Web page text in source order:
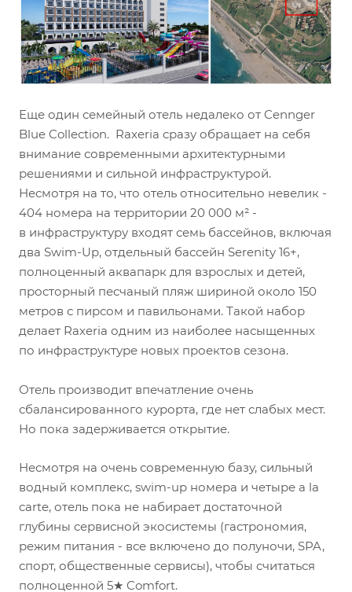
Еще один семейный отель недалеко от Cennger
Blue Collection. Raxeria сразу обращает на себя
внимание современными архитектурными
решениями и сильной инфраструктурой.
Несмотря на то, что отель относительно невелик -
404 номера на территории 20 000 м² -
в инфраструктуру входят семь бассейнов, включая
два Swim-Up, отдельный бассейн Serenity 16+,
полноценный аквапарк для взрослых и детей,
просторный песчаный пляж шириной около 150
метров с пирсом и павильонами. Такой набор
делает Raxeria одним из наиболее насыщенных
по инфраструктуре новых проектов сезона.
Отель производит впечатление очень
сбалансированного курорта, где нет слабых мест.
Но пока задерживается открытие.
Несмотря на очень современную базу, сильный
водный комплекс, swim-up номера и четыре a la
carte, отель пока не набирает достаточной
глубины сервисной экосистемы (гастрономия,
режим питания - все включено до полуночи, SPA,
спорт, общественные сервисы), чтобы считаться
полноценной 5★ Comfort.